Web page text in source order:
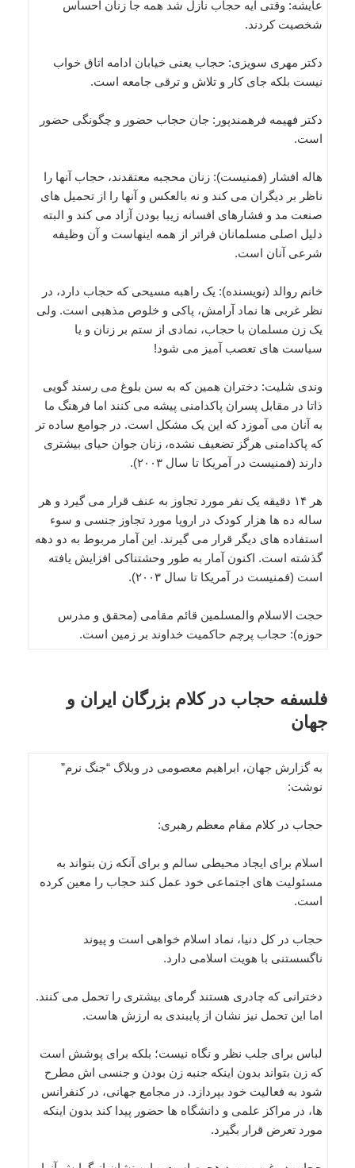
عایشه: وقتی آیه حجاب نازل شد همه جا زنان احساس
شخصیت کردند.
دکتر مهری سویزی: حجاب یعنی خیابان ادامه اتاق خواب
نیست بلکه جای کار و تلاش و ترقی جامعه است.
دکتر فهیمه فرهمندپور: جان حجاب حضور و چگونگی حضور
است.
هاله افشار (فمنیست): زنان محجبه معتقدند، حجاب آنها را
ناظر بر دیگران می کند و نه بالعکس و آنها را از تحمیل های
صنعت مد و فشارهای افسانه زیبا بودن آزاد می کند و البته
دلیل اصلی مسلمانان فراتر از همه اینهاست و آن وظیفه
شرعی آنان است.
خانم روالد (نویسنده): یک راهبه مسیحی که حجاب دارد، در
نظر غربی ها نماد آرامش، پاکی و خلوص مذهبی است. ولی
یک زن مسلمان با حجاب، نمادی از ستم بر زنان و یا
سیاست های تعصب آمیز می شود!
وندی شلیت: دختران همین که به سن بلوغ می رسند گویی
ذاتا در مقابل پسران پاکدامنی پیشه می کنند اما فرهنگ ما
به آنان می آموزد که این یک مشکل است. در جوامع ساده تر
که پاکدامنی هرگز تضعیف نشده، زنان جوان حیای بیشتری
دارند (فمنیست در آمریکا تا سال ۲۰۰۳).
هر ۱۴ دقیقه یک نفر مورد تجاوز به عنف قرار می گیرد و هر
ساله ده ها هزار کودک در اروپا مورد تجاوز جنسی و سوء
استفاده های دیگر قرار می گیرند. این آمار مربوط به دو دهه
گذشته است. اکنون آمار به طور وحشتناکی افزایش یافته
است (فمنیست در آمریکا تا سال ۲۰۰۳).
حجت الاسلام والمسلمین قائم مقامى (محقق و مدرس
حوزه): حجاب پرچم حاکمیت خداوند بر زمین است.
فلسفه حجاب در کلام بزرگان ایران و
جهان
به گزارش جهان، ابراهیم معصومی در وبلاگ “جنگ نرم”
نوشت:
حجاب در کلام مقام معظم رهبری:
اسلام برای ایجاد محیطی سالم و برای آنکه زن بتواند به
مسئولیت های اجتماعی خود عمل کند حجاب را معین کرده
است.
حجاب در کل دنیا، نماد اسلام خواهی است و پیوند
ناگسستنی با هویت اسلامی دارد.
دخترانی که چادری هستند گرمای بیشتری را تحمل می کنند.
اما این تحمل نیز نشان از پایبندی به ارزش هاست.
لباس برای جلب نظر و نگاه نیست؛ بلکه برای پوشش است
که زن بتواند بدون اینکه جنبه زن بودن و جنسی اش مطرح
شود به فعالیت خود بپردازد. در مجامع جهانی، در کنفرانس
ها، در مراکز علمی و دانشگاه ها حضور پیدا کند بدون اینکه
مورد تعرض قرار بگیرد.